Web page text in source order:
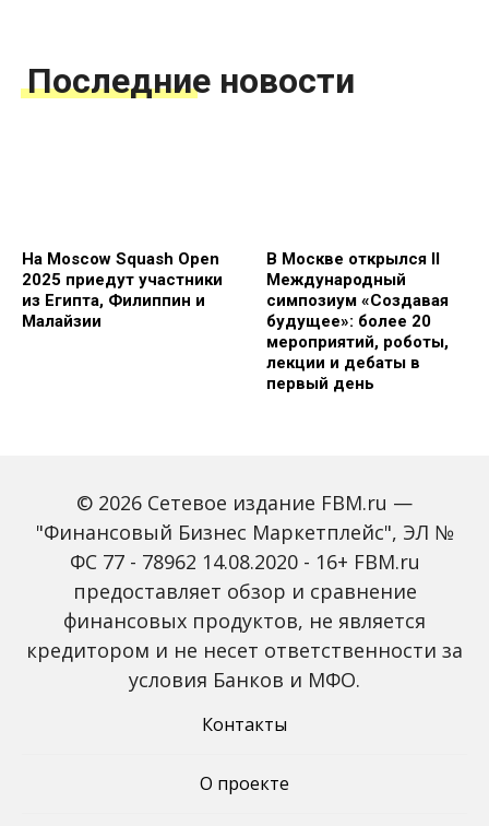
Последние новости
На Moscow Squash Open
2025 приедут участники
из Египта, Филиппин и
Малайзии
В Москве открылся II
Международный
симпозиум «Создавая
будущее»: более 20
мероприятий, роботы,
лекции и дебаты в
первый день
Зарплаты вырастут,
банки включат защиту
от мошенников: какие
новые законы ждут
россиян с октября
Россиян предупредили
мошенников на фоне
снижения ключевой
ставки
© 2026 Сетевое издание FBM.ru —
"Финансовый Бизнес Маркетплейс", ЭЛ №
ФС 77 - 78962 14.08.2020 - 16+ FBM.ru
предоставляет обзор и сравнение
финансовых продуктов, не является
кредитором и не несет ответственности за
условия Банков и МФО.
Контакты
О проекте